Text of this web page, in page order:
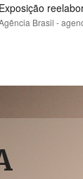
Exposição
Brasil -